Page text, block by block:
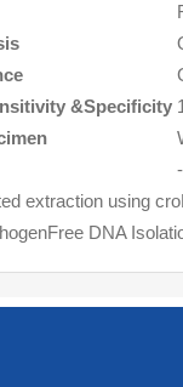
&Specificity
extraction using
DNA